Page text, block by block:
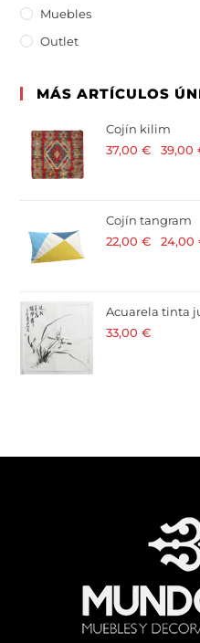
Muebles
Outlet
MÁS ARTÍCULOS
Cojín kilim
37,00€ 39,00
Cojín tangram
22,00€ 24,00
Acuarela tinta
33,00€